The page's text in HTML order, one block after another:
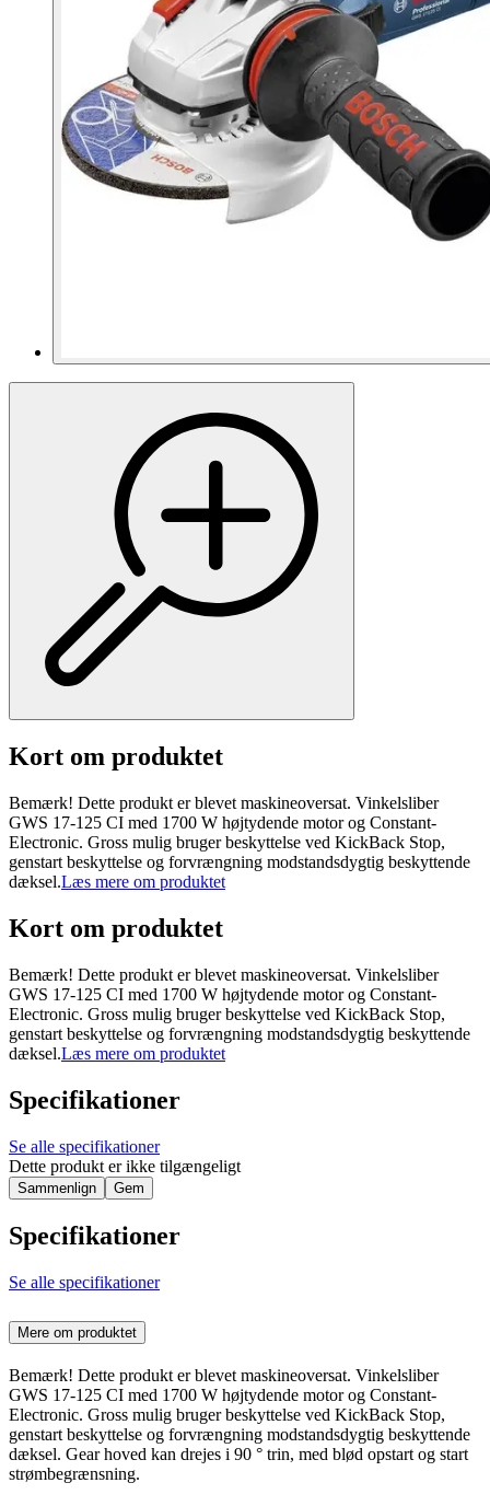
Kort om produktet
Bemærk! Dette produkt er blevet maskineoversat. Vinkelsliber
GWS 17-125 CI med 1700 W højtydende motor og Constant-
Electronic. Gross mulig bruger beskyttelse ved KickBack Stop,
genstart beskyttelse og forvrængning modstandsdygtig beskyttende
dæksel.Læs mere om produktet
Kort om produktet
Bemærk! Dette produkt er blevet maskineoversat. Vinkelsliber
GWS 17-125 CI med 1700 W højtydende motor og Constant-
Electronic. Gross mulig bruger beskyttelse ved KickBack Stop,
genstart beskyttelse og forvrængning modstandsdygtig beskyttende
dæksel.Læs mere om produktet
Specifikationer
Se alle specifikationer
Dette produkt er ikke tilgængeligt
Sammenlign Gem
Specifikationer
Se alle specifikationer
Mere om produktet
Bemærk! Dette produkt er blevet maskineoversat. Vinkelsliber
GWS 17-125 CI med 1700 W højtydende motor og Constant-
Electronic. Gross mulig bruger beskyttelse ved KickBack Stop,
genstart beskyttelse og forvrængning modstandsdygtig beskyttende
dæksel. Gear hoved kan drejes i 90 ° trin, med blød opstart og start
strømbegrænsning.